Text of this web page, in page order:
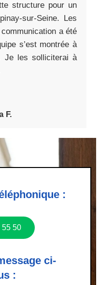
structure pour un
sur-Seine. Les
a été
s’est montrée à
Je les solliciterai à
F.
:
55 50
ci-
: